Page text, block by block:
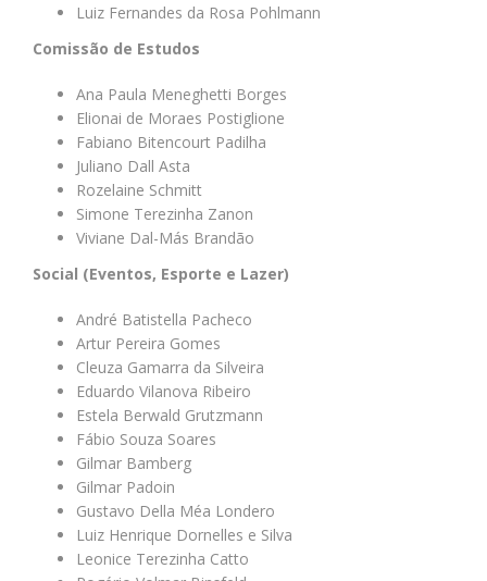
Luiz Fernandes da Rosa Pohlmann
Comissão de Estudos
Ana Paula Meneghetti Borges
Elionai de Moraes Postiglione
Fabiano Bitencourt Padilha
Juliano Dall Asta
Rozelaine Schmitt
Simone Terezinha Zanon
Viviane Dal-Más Brandão
Social (Eventos, Esporte e Lazer)
André Batistella Pacheco
Artur Pereira Gomes
Cleuza Gamarra da Silveira
Eduardo Vilanova Ribeiro
Estela Berwald Grutzmann
Fábio Souza Soares
Gilmar Bamberg
Gilmar Padoin
Gustavo Della Méa Londero
Luiz Henrique Dornelles e Silva
Leonice Terezinha Catto